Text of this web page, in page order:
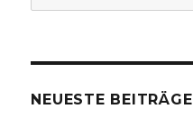
nach:
NEUESTE BEITRÄGE